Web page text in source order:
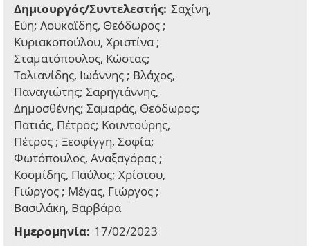
Δημιουργός/Συντελεστής: Σαχίνη,
Εύη; Λουκαϊδης, Θεόδωρος ;
Κυριακοπούλου, Χριστίνα ;
Σταματόπουλος, Κώστας;
Ταλιανίδης, Ιωάννης ; Βλάχος,
Παναγιώτης; Σαρηγιάννης,
Δημοσθένης; Σαμαράς, Θεόδωρος;
Πατιάς, Πέτρος; Κουντούρης,
Πέτρος ; Ξεσφίγγη, Σοφία;
Φωτόπουλος, Αναξαγόρας ;
Κοσμίδης, Παύλος; Χρίστου,
Γιώργος ; Μέγας, Γιώργος ;
Βασιλάκη, Βαρβάρα
Ημερομηνία: 17/02/2023